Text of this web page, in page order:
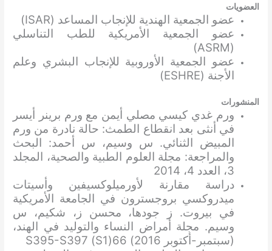
العضويات
عضو الجمعية الهندية للإنجاب المساعد (ISAR)
عضو الجمعية الأمريكية للطب التناسلي
(ASRM)
عضو الجمعية الأوروبية للإنجاب البشري وعلم
الأجنة (ESHRE)
المنشورات
ورم غدي كيسي مصلي أيمن مع ورم برينر أيسر
في أنثى بعد انقطاع الطمث: حالة نادرة من ورم
المبيض الثنائي. س وسيم، س أحمد: البحث
والمراجعة: مجلة العلوم الطبية والصحية، المجلد
3، العدد 4، 2014
دراسة مقارنة لأورميلوكسيفين وأسيتات
ميدروكسي بروجسترون في الجامعة الأمريكية
في بيروت. ز جودها، محسن ز، شكيم، س
وسيم. مجلة أمراض النساء والتوليد في الهند،
(سبتمبر-أكتوبر 2016) 66(S1) S395-S397